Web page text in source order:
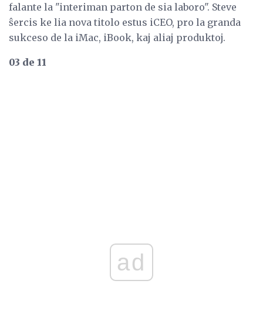
falante la "interiman parton de sia laboro". Steve
ŝercis ke lia nova titolo estus iCEO, pro la granda
sukceso de la iMac, iBook, kaj aliaj produktoj.
03 de 11
ad